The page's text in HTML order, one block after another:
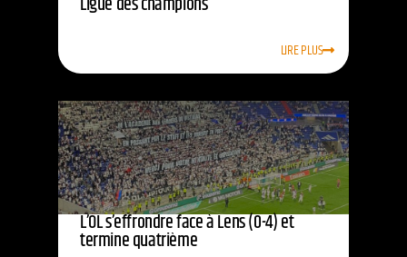
LIRE PLUS
L’OL s’effrondre face à Lens (0-4) et
termine quatrième